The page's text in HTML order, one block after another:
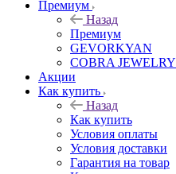
Премиум
Назад
Премиум
GEVORKYAN
COBRA JEWELRY
Акции
Как купить
Назад
Как купить
Условия оплаты
Условия доставки
Гарантия на товар